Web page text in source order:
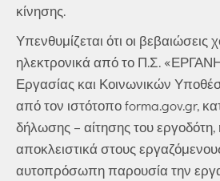
κίνησης.
Υπενθυμίζεται ότι οι βεβαιώσεις
ηλεκτρονικά από το Π.Σ.
Εργασίας και Κοινωνικών
από τον ιστότοπο forma.gov.gr,
δήλωσης – αίτησης του εργοδότη,
αποκλειστικά στους
αυτοπρόσωπη παρουσία την